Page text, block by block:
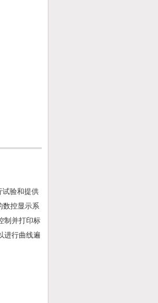
试验和提供
数控显示系
制并打印标
进行曲线遍